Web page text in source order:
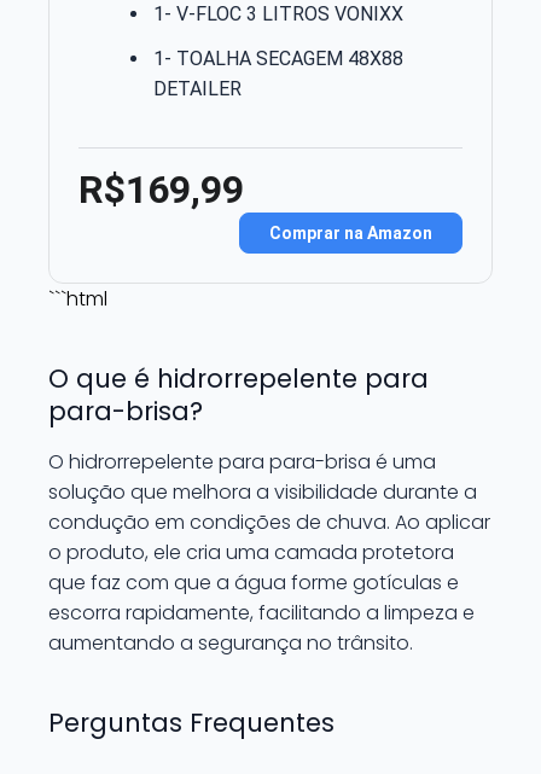
1- V-FLOC 3 LITROS VONIXX
1- TOALHA SECAGEM 48X88
DETAILER
R$169,99
Comprar na Amazon
```html
O que é hidrorrepelente para
para-brisa?
O hidrorrepelente para para-brisa é uma
solução que melhora a visibilidade durante a
condução em condições de chuva. Ao aplicar
o produto, ele cria uma camada protetora
que faz com que a água forme gotículas e
escorra rapidamente, facilitando a limpeza e
aumentando a segurança no trânsito.
Perguntas Frequentes